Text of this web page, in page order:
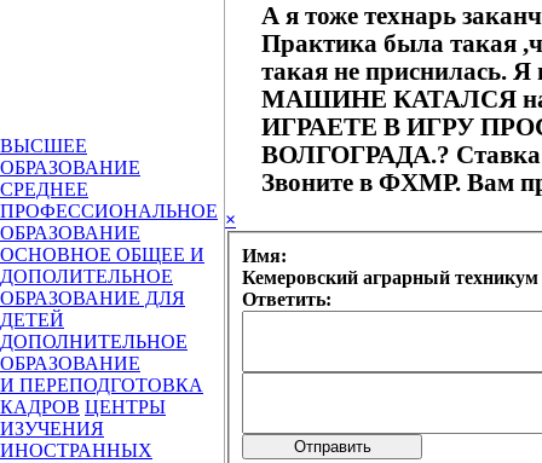
ВЫСШЕЕ
ОБРАЗОВАНИЕ
СРЕДНЕЕ
ПРОФЕССИОНАЛЬНОЕ
ОБРАЗОВАНИЕ
ОСНОВНОЕ ОБЩЕЕ И
ДОПОЛИТЕЛЬНОЕ
ОБРАЗОВАНИЕ ДЛЯ
ДЕТЕЙ
ДОПОЛНИТЕЛЬНОЕ
ОБРАЗОВАНИЕ
И ПЕРЕПОДГОТОВКА
КАДРОВ ЦЕНТРЫ
ИЗУЧЕНИЯ
ИНОСТРАННЫХ
А я тоже технарь
Практика была
такая не
МАШИНЕ КАТАЛСЯ на
ИГРАЕТЕ В ИГРУ
ВОЛГОГРАДА.? Ставка
Звоните в ФХМР. Вам
×
Имя:
Ответить: